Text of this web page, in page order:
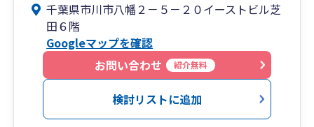
代表税理士は三菱UFJ銀行出身。
大手企業から中小企業まで数多くの企業を担当
し、融資・事業計画・事業承継・M&Aなどを支援
してきました。
その経験を活かし、経営に役立つ税務・財務アド
バイスを提供しています。
千葉県市川市八幡２－５－２０イーストビル芝
田６階
Googleマップを確認
お問い合わせ
紹介無料
検討リストに追加